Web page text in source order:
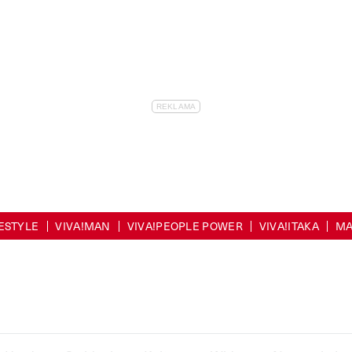
VIVA!MAN VIVA!PEOPLE POWER VIVA!ITAKA